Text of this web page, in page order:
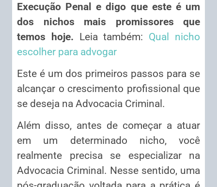
Execução Penal e digo que este é um
dos nichos mais promissores que
temos hoje. Leia também: Qual nicho
escolher para advogar
Este é um dos primeiros passos para se
alcançar o crescimento profissional que
se deseja na Advocacia Criminal.
Além disso, antes de começar a atuar
em um determinado nicho, você
realmente precisa se especializar na
Advocacia Criminal. Nesse sentido, uma